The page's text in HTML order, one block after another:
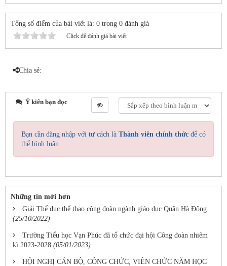
Tổng số điểm của bài viết là: 0 trong 0 đánh giá
Click để đánh giá bài viết
Chia sẻ:
Ý kiến bạn đọc
Bạn cần đăng nhập với tư cách là Thành viên chính thức để có
thể bình luận
Những tin mới hơn
Giải Thể dục thể thao công đoàn ngành giáo dục Quận Hà Đông
(25/10/2022)
Trường Tiểu học Vạn Phúc đã tổ chức đại hội Công đoàn nhiêm
kì 2023-2028 (05/01/2023)
HỘI NGHỊ CÁN BỘ, CÔNG CHỨC, VIÊN CHỨC NĂM HỌC